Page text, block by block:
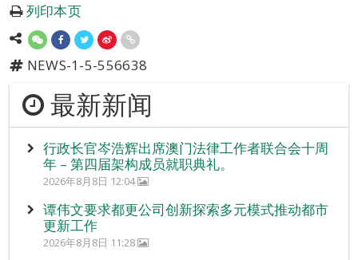
列印本页
NEWS-1-5-556638
最新新闻
行政长官岑浩辉出席澳门法律工作者联合会十周
年 – 第四届架构成员就职典礼。
2026年8月8日 12:04
谭伟文要求都更公司创新探索多元模式推动都市
更新工作
2026年8月8日 11:28